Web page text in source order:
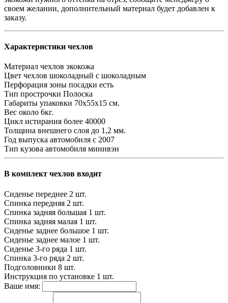
своем желании, дополнительный материал будет добавлен к
заказу.
Характеристики чехлов
Материал чехлов экокожа
Цвет чехлов шоколадный с шоколадным
Перфорация зоны посадки есть
Тип прострочки Полоска
Габариты упаковки 70х55х15 см.
Вес около 6кг.
Цикл истирания более 40000
Толщина внешнего слоя до 1,2 мм.
Год выпуска автомобиля с 2007
Тип кузова автомобиля минивэн
В комплект чехлов входит
Сиденье переднее 2 шт.
Спинка передняя 2 шт.
Спинка задняя большая 1 шт.
Спинка задняя малая 1 шт.
Сиденье заднее большое 1 шт.
Сиденье заднее малое 1 шт.
Сиденье 3-го ряда 1 шт.
Спинка 3-го ряда 2 шт.
Подголовники 8 шт.
Инструкция по установке 1 шт.
Ваше имя: